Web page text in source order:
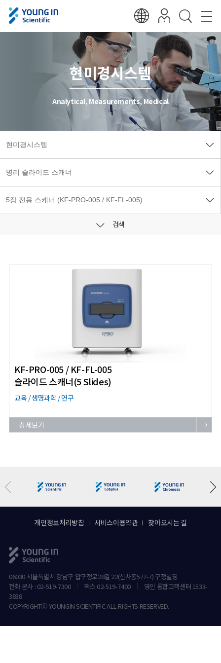
현미경시스템
Analytical, Measurements, Medical
검색
KF-PRO-005 / KF-FL-005
슬라이드 스캐너(5 Slides)
교육 / 생명과학 / 연구
상세보기 →
개인정보처리방침 서비스이용약관 찾아오시는 길
06030 서울특별시 강남구 압구정로28길 22(신사동577-7) 구정빌딩
전화 본사 : 02-519-7300
팩스 02-519-7400
영인 통합고객센터 1533-
3838
COPYRIGHTⓒ YOUNGIN SCIENTIFIC ALL RIGHTS RESERVED.